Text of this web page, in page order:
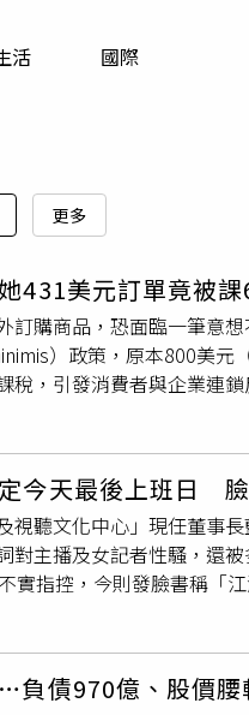
活 國際
更多
431美元訂單竟被
訂購商品，恐面臨一筆意
）政策，原本800美
稅，引發消費者與企業連
務衝擊。UPS送貨到府
外電報導，康帕尼奧於8
裹並要求UPS說明。經
另因可能含鋼成分再加
，根本無法應對查驗需求
」歷經兩個月溝通無果，
奈說：「我直接飛去巴
藥物，但同時也大幅提高
大量包裹被卡在海關，
假期消費金額將突破1兆
今天最後上班日
視聽文化中心」現任董事
對主播及女記者性騷，還
實指控，今則發臉書稱「
心，今是他上班最後一天
為政治砲灰，但我確知再
最後一篇文章。對此國家
。」藍祖蔚臉書全文：
負債970億、股價